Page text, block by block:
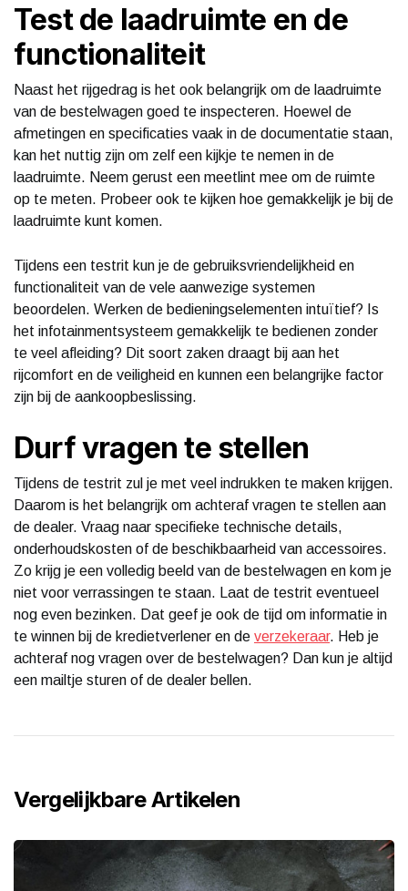
Test de laadruimte en de
functionaliteit
Naast het rijgedrag is het ook belangrijk om de laadruimte
van de bestelwagen goed te inspecteren. Hoewel de
afmetingen en specificaties vaak in de documentatie staan,
kan het nuttig zijn om zelf een kijkje te nemen in de
laadruimte. Neem gerust een meetlint mee om de ruimte
op te meten. Probeer ook te kijken hoe gemakkelijk je bij de
laadruimte kunt komen.
Tijdens een testrit kun je de gebruiksvriendelijkheid en
functionaliteit van de vele aanwezige systemen
beoordelen. Werken de bedieningselementen intuïtief? Is
het infotainmentsysteem gemakkelijk te bedienen zonder
te veel afleiding? Dit soort zaken draagt bij aan het
rijcomfort en de veiligheid en kunnen een belangrijke factor
zijn bij de aankoopbeslissing.
Durf vragen te stellen
Tijdens de testrit zul je met veel indrukken te maken krijgen.
Daarom is het belangrijk om achteraf vragen te stellen aan
de dealer. Vraag naar specifieke technische details,
onderhoudskosten of de beschikbaarheid van accessoires.
Zo krijg je een volledig beeld van de bestelwagen en kom je
niet voor verrassingen te staan. Laat de testrit eventueel
nog even bezinken. Dat geef je ook de tijd om informatie in
te winnen bij de kredietverlener en de verzekeraar. Heb je
achteraf nog vragen over de bestelwagen? Dan kun je altijd
een mailtje sturen of de dealer bellen.
Vergelijkbare Artikelen